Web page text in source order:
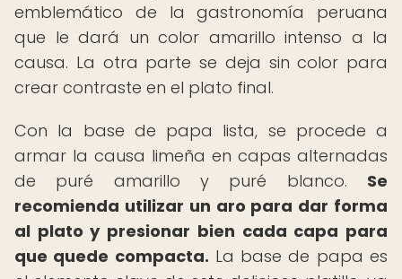
emblemático de la gastronomía peruana
que le dará un color amarillo intenso a la
causa. La otra parte se deja sin color para
crear contraste en el plato final.
Con la base de papa lista, se procede a
armar la causa limeña en capas alternadas
de puré amarillo y puré blanco. Se
recomienda utilizar un aro para dar forma
al plato y presionar bien cada capa para
que quede compacta. La base de papa es